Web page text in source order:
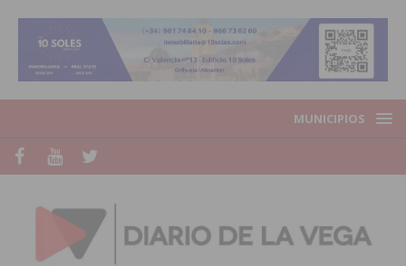
MUNICIPIOS